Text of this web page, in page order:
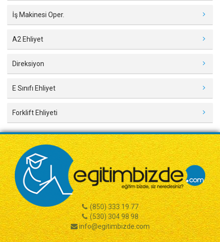
İş Makinesi Oper.
A2 Ehliyet
Direksiyon
E Sınıfı Ehliyet
Forklift Ehliyeti
(850) 333 19 77
(530) 304 98 98
info@egitimbizde.com